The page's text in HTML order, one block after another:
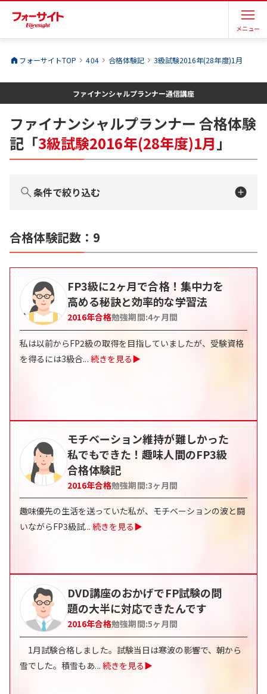
メニュー
フォーサイトTOP 404 合格体験記 3級試験2016年(28年度)1月
ファイナンシャルプランナー通信講座
ファイナンシャルプランナー 合格体験
記 「3級試験2016年(28年度)1月」
条件で絞り込む
合格体験記数： 9
FP3級に2ヶ月で合格！集中力を
高める秘訣と効率的な学習法
2016年合格勉強期間:4ヶ月間
私は以前からFP2級の取得を目指していましたが、受験資格
を得るには3級合... 続きを見る▶
モチベーション維持が難しかった
私でもできた！趣味人間のFP3級
合格体験記
2016年合格勉強期間:3ヶ月間
趣味優先の生活を送っていた私が、モチベーションの波と闘
いながらFP3級試... 続きを見る▶
DVD講座のおかげでFP試験の問
題の大半に対応できたんです
2016年合格勉強期間:5ヶ月間
1月試験合格しました。試験当日は寒波の影響で、朝から
雪でした。積雪もあ... 続きを見る▶